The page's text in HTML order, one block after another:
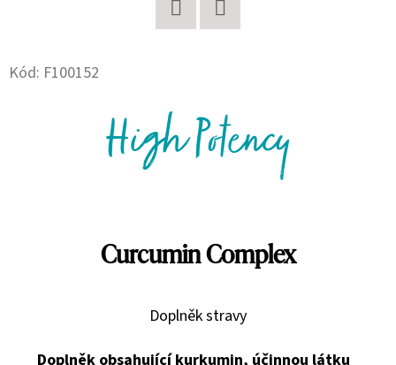
Kód: F100152
High Potency
Curcumin Complex
Doplněk stravy
Doplněk obsahující kurkumin, účinnou látku
O
P